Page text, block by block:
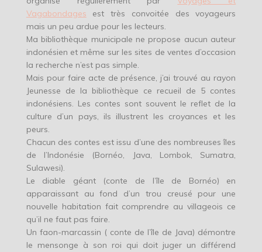
Vagabondages est très convoitée des voyageurs
mais un peu ardue pour les lecteurs.
Ma bibliothèque municipale ne propose aucun auteur
indonésien et même sur les sites de ventes d’occasion
la recherche n’est pas simple.
Mais pour faire acte de présence, j’ai trouvé au rayon
Jeunesse de la bibliothèque ce recueil de 5 contes
indonésiens. Les contes sont souvent le reflet de la
culture d’un pays, ils illustrent les croyances et les
peurs.
Chacun des contes est issu d’une des nombreuses îles
de l’Indonésie (Bornéo, Java, Lombok, Sumatra,
Sulawesi).
Le diable géant (conte de l’île de Bornéo) en
apparaissant au fond d’un trou creusé pour une
nouvelle habitation fait comprendre au villageois ce
qu’il ne faut pas faire.
Un faon-marcassin ( conte de l’île de Java) démontre
le mensonge à son roi qui doit juger un différend